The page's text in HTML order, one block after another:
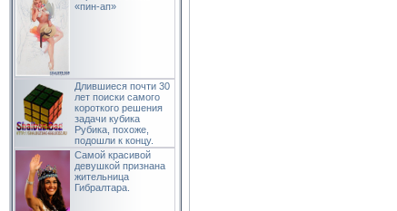
«пин-ап»
Длившиеся почти 30
лет поиски самого
короткого решения
задачи кубика
Рубика, похоже,
подошли к концу.
Самой красивой
девушкой признана
жительница
Гибралтара.